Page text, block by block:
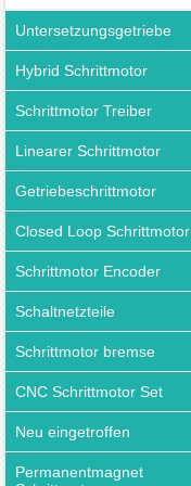
Untersetzungsgetriebe
Hybrid Schrittmotor
Schrittmotor Treiber
Linearer Schrittmotor
Getriebeschrittmotor
Closed Loop Schrittmotor
Schrittmotor Encoder
Schaltnetzteile
Schrittmotor bremse
CNC Schrittmotor Set
Neu eingetroffen
Permanentmagnet